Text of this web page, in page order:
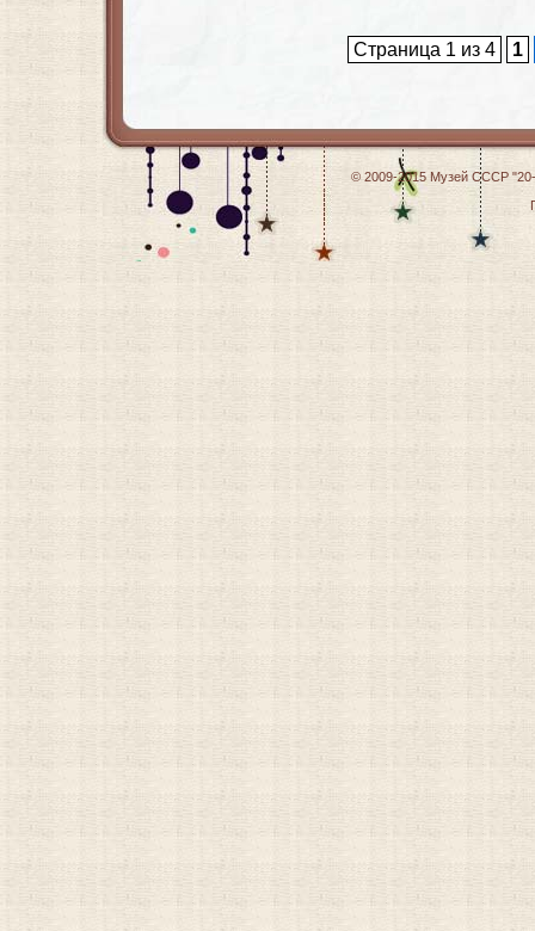
Страница 1 из 4 1
© 2009-2015 Музей СССР